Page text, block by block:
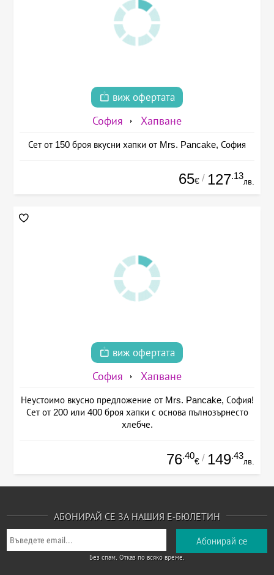
виж офертата
София Хапване
Сет от 150 броя вкусни хапки от Mrs. Pancake, София
65€ / 127.13
лв.
виж офертата
София Хапване
Неустоимо вкусно предложение от Mrs. Pancake, София!
Сет от 200 или 400 броя хапки с основа пълнозърнесто
хлебче.
76.40
€ / 149.43
лв.
АБОНИРАЙ СЕ ЗА НАШИЯ Е-БЮЛЕТИН
Без спам. Отказ по всяко време.